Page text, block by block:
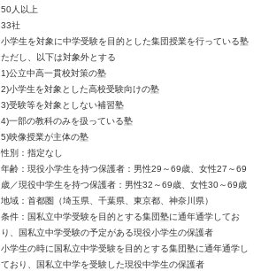
50人以上
33社
小学生を対象に中学受験を目的とした集団授業を行っている塾
ただし、以下は対象外とする
1)公立中高一貫校対策の塾
2)小学生を対象とした高校受験向けの塾
3)受験等を対象としない補習塾
4)一部の教科のみを扱っている塾
5)映像授業が主体の塾
性別：指定なし
年齢：現役小学生を持つ保護者：男性29～69歳、女性27～69
歳／現役中学生を持つ保護者：男性32～69歳、女性30～69歳
地域：首都圏（埼玉県、千葉県、東京都、神奈川県）
条件：国私立中学受験を目的とする集団塾に通年通学してお
り、国私立中学受験の予定がある現役小学生の保護者
小学生の時に国私立中学受験を目的とする集団塾に通年通学し
ており、国私立中学を受験した現役中学生の保護者